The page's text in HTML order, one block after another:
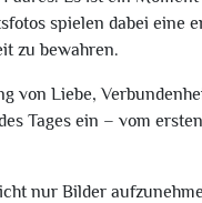
spielen dabei eine
zu bewahren.
von Liebe,
Tages ein – vom
nur Bilder